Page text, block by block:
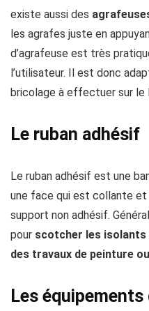
existe aussi des
les agrafes juste en
d’agrafeuse est très
l’utilisateur. Il est donc
bricolage à effectuer sur le
Le ruban adhésif
Le ruban adhésif est une
une face qui est collante
support non adhésif.
pour scotcher les
des travaux de peinture
Les